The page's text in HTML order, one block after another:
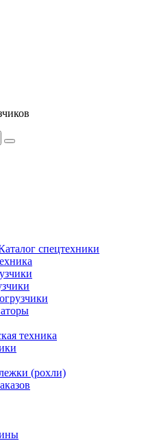
спецтехники
техника
(рохли)